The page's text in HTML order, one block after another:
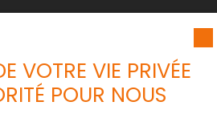
sur le traitement de vos
VOTRE VIE PRIVÉE
POUR NOUS